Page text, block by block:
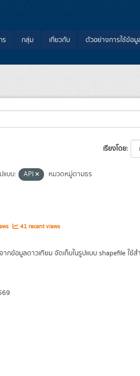
ร กลุ่ม เกี่ยวกับ ตัวอย่างการใช้ข้อมู
เรียงโดย
แบบ: API
หมวดหมู่ตามธร
41 recent views
ข้อมูลดาวเทียม จัดเก็บในรูปแบบ shapefile ใช้